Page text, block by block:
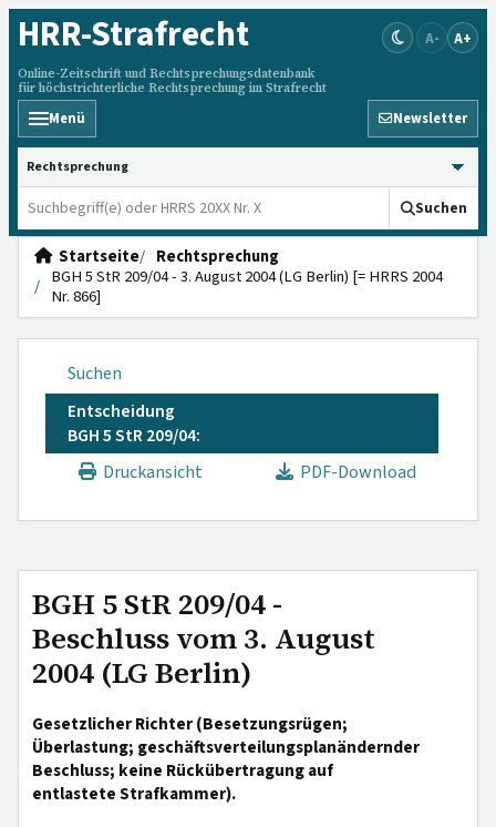
HRR-Strafrecht
Online-Zeitschrift und Rechtsprechungsdatenbank
für höchstrichterliche Rechtsprechung im Strafrecht
A- A+
Menü Newsletter
HRRS durchsuchen
Suchen
Startseite
Rechtsprechung
BGH 5 StR 209/04 - 3. August 2004 (LG Berlin) [= HRRS 2004
Nr. 866]
Suchen
Entscheidung
BGH 5 StR 209/04:
Druckansicht
PDF-Download
BGH 5 StR 209/04 -
Beschluss vom 3. August
2004 (LG Berlin)
Gesetzlicher Richter (Besetzungsrügen;
Überlastung; geschäftsverteilungsplanändernder
Beschluss; keine Rückübertragung auf
entlastete Strafkammer).